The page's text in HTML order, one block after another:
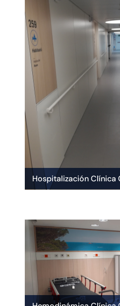
Hospitalización Clínica